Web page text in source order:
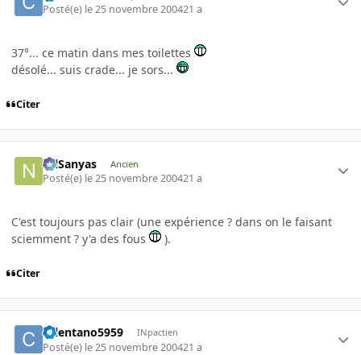
Posté(e) le 25 novembre 200421 a
37°... ce matin dans mes toilettes
désolé... suis crade... je sors...
Citer
NilSanyas Ancien
Posté(e) le 25 novembre 200421 a
C'est toujours pas clair (une expérience ? dans on le faisant
sciemment ? y'a des fous
).
Citer
celentano5959 INpactien
Posté(e) le 25 novembre 200421 a